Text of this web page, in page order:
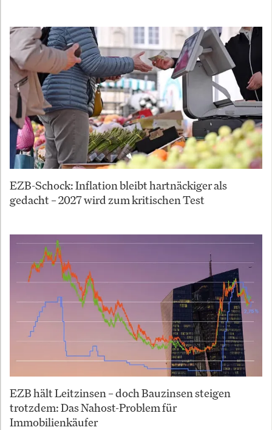
EZB-Schock: Inflation bleibt hartnäckiger als
gedacht – 2027 wird zum kritischen Test
EZB hält Leitzinsen – doch Bauzinsen steigen
trotzdem: Das Nahost-Problem für
Immobilienkäufer